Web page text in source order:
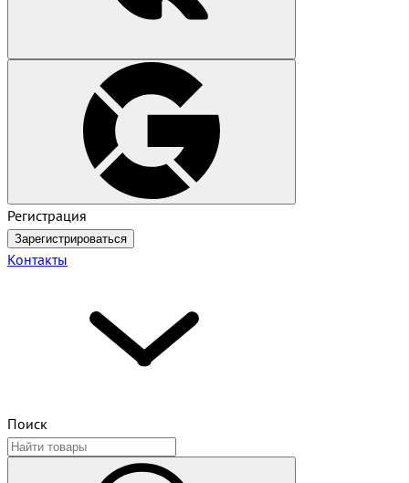
Регистрация
Зарегистрироваться
Контакты
Поиск